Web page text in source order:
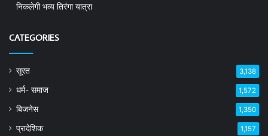
निकलेगी भव्य तिरंगा यात्रा
CATEGORIES
सूरत 3,138
धर्म- समाज 1,572
बिजनेस 1,350
प्रादेशिक 1,157